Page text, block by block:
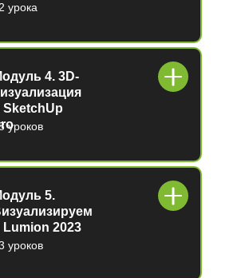
урока
4. 3D-
SketchUp
уроков
5.
Lumion 2023
уроков